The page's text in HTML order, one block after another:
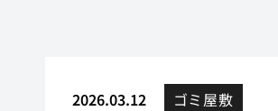
2026.03.12 ゴミ屋敷